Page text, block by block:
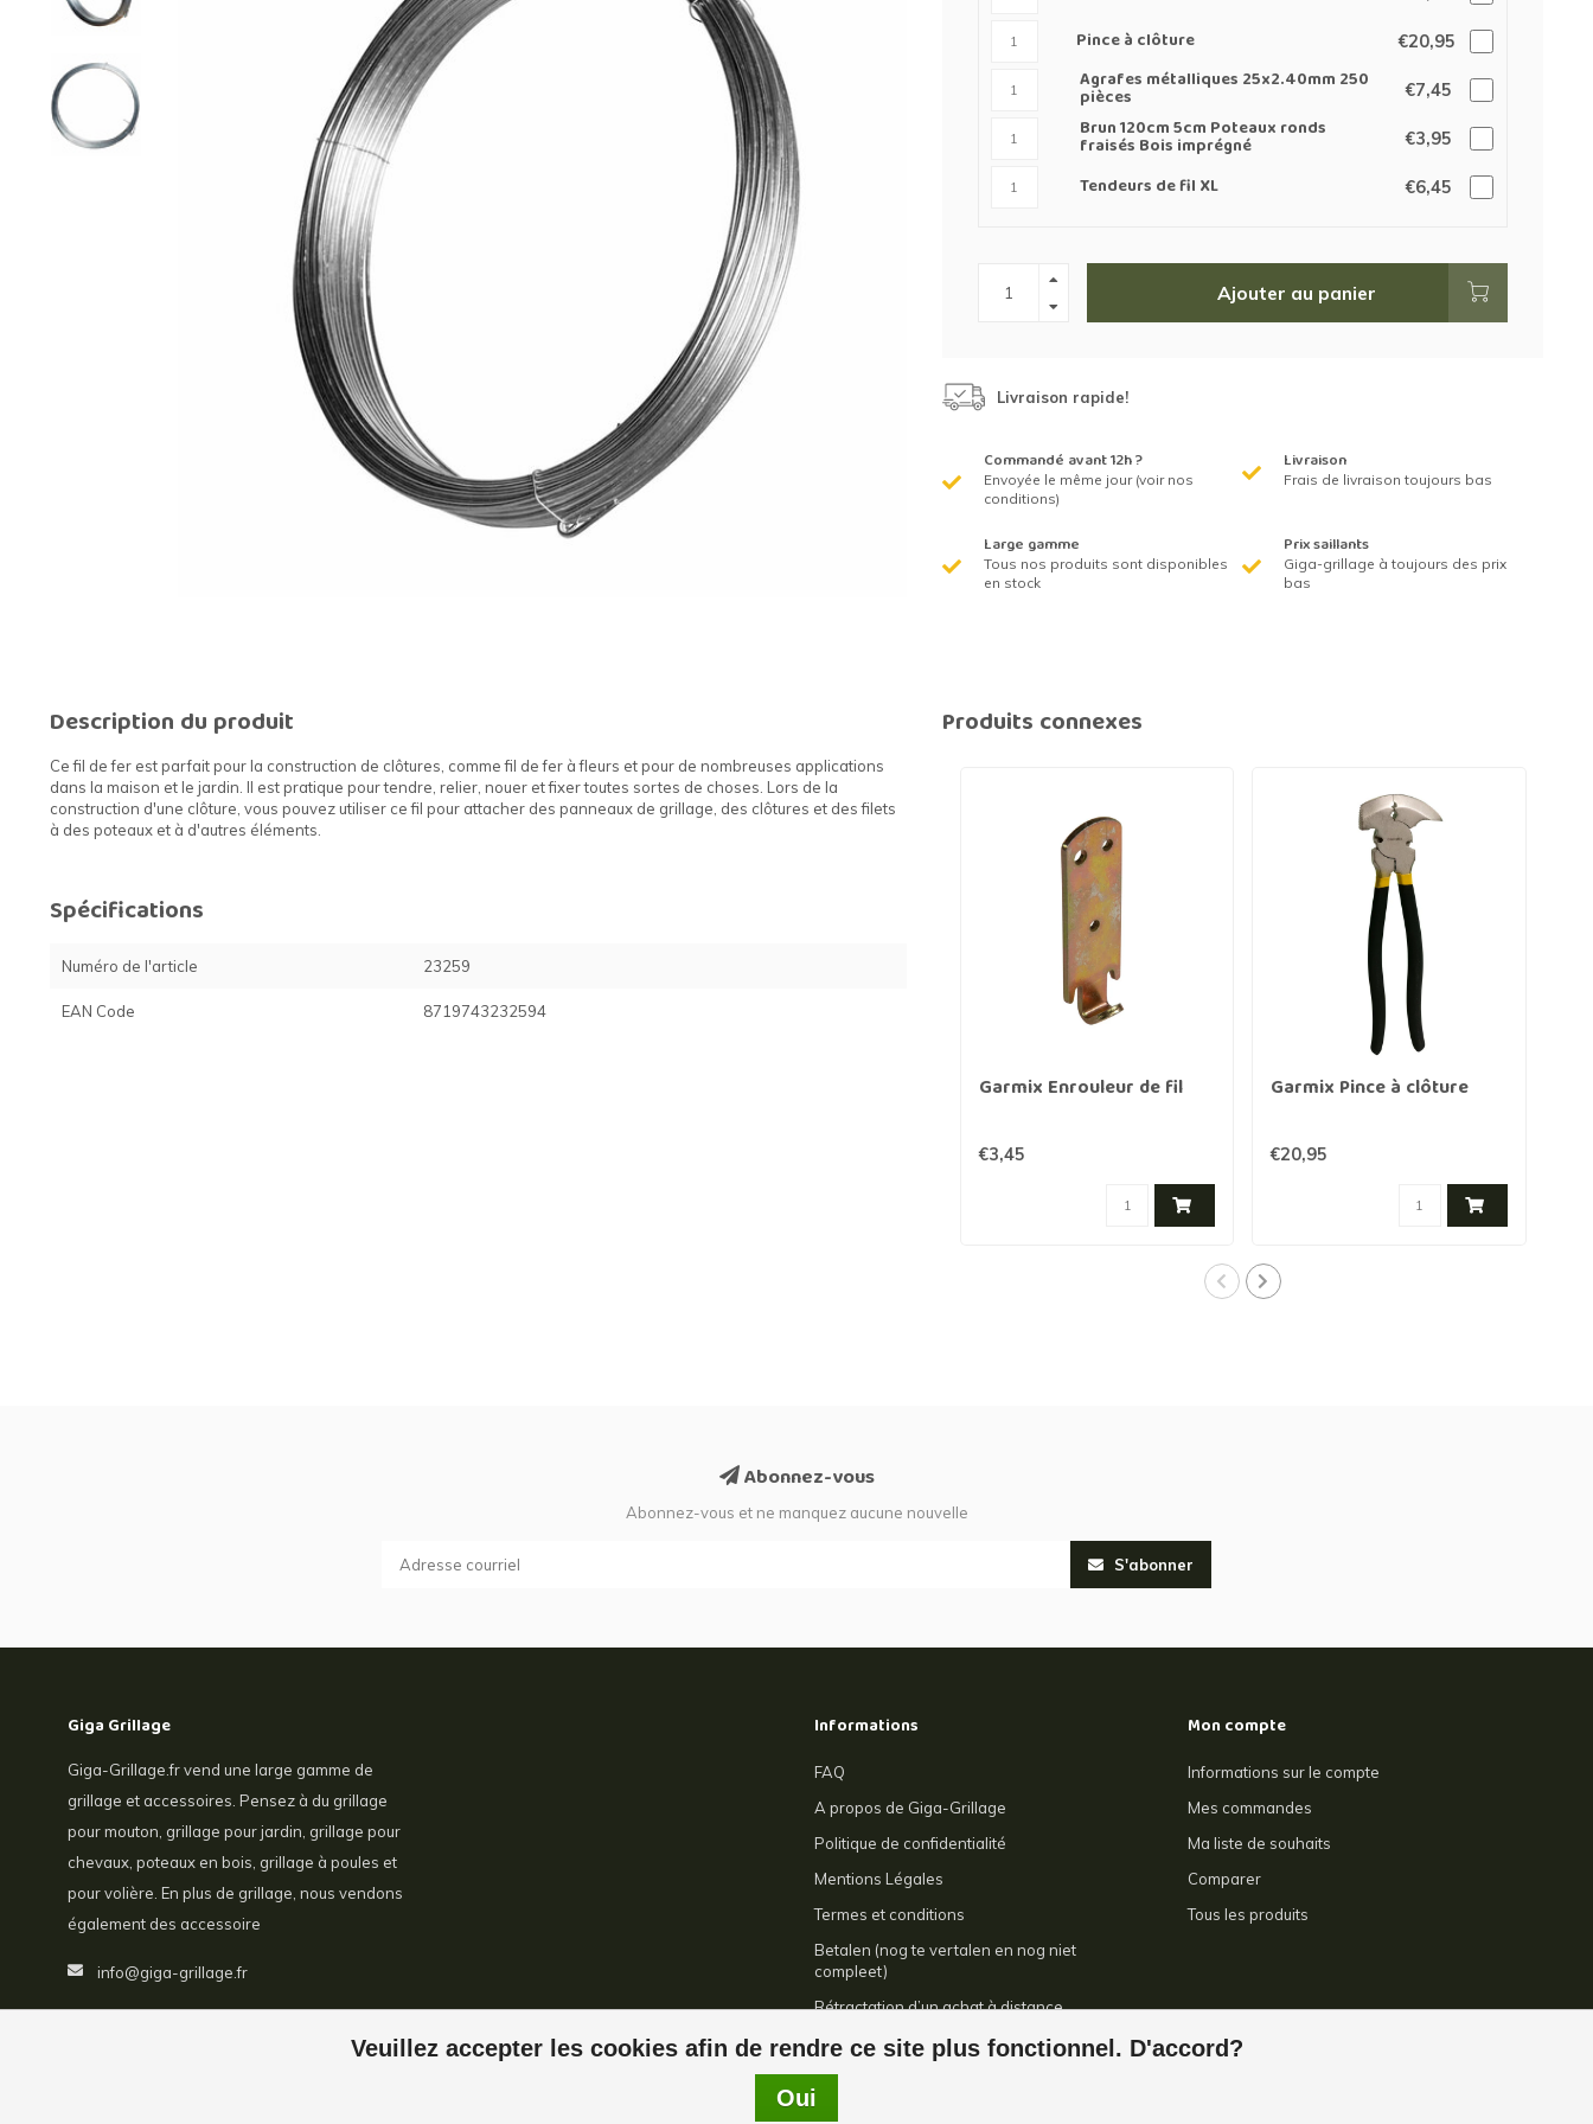
Fil de serrage
Grillage à chevaux
Grillage de rats
Grillage de blaireaux
Filets de protection jardin
Pince à clôture €20,95
Agrafes métalliques 25x2.40mm 250
pièces €7,45
Brun 120cm 5cm Poteaux ronds
fraisés Bois imprégné €3,95
Tendeurs de fil XL €6,45
Ajouter au panier
Livraison rapide!
Commandé avant 12h ?
Envoyée le même jour (voir nos
conditions)
Livraison
Frais de livraison toujours bas
Large gamme
Tous nos produits sont disponibles
en stock
Prix saillants
Giga-grillage à toujours des prix
bas
Description du produit
Ce fil de fer est parfait pour la construction de clôtures, comme fil de fer à fleurs et pour de nombreuses applications
dans la maison et le jardin. Il est pratique pour tendre, relier, nouer et fixer toutes sortes de choses. Lors de la
construction d'une clôture, vous pouvez utiliser ce fil pour attacher des panneaux de grillage, des clôtures et des filets
à des poteaux et à d'autres éléments.
Spécifications
Numéro de l'article 23259
EAN Code 8719743232594
Produits connexes
Garmix Enrouleur de fil
€3,45
Garmix Pince à clôture
€20,95
Veuillez accepter les cookies afin de rendre ce site plus fonctionnel. D'accord?
Oui
Abonnez-vous
Abonnez-vous et ne manquez aucune nouvelle
S'abonner
Giga Grillage
Giga-Grillage.fr vend une large gamme de
grillage et accessoires. Pensez à du grillage
pour mouton, grillage pour jardin, grillage pour
chevaux, poteaux en bois, grillage à poules et
pour volière. En plus de grillage, nous vendons
également des accessoire
info@giga-grillage.fr
Informations
FAQ
A propos de Giga-Grillage
Politique de confidentialité
Mentions Légales
Termes et conditions
Betalen (nog te vertalen en nog niet
compleet)
Rétractation d’un achat à distance
Contact
Mon compte
Informations sur le compte
Mes commandes
Ma liste de souhaits
Comparer
Tous les produits